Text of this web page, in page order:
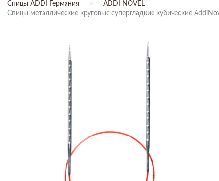
Спицы ADDI Германия
ADDI NOVEL
Спицы металлические круговые супергладкие кубические
ТОВАР ОТСУТСТВУЕТ